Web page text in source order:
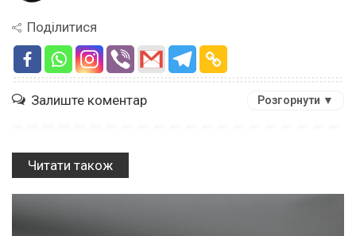
Поділитися
Залиште коментар Розгорнути ▼
Читати також